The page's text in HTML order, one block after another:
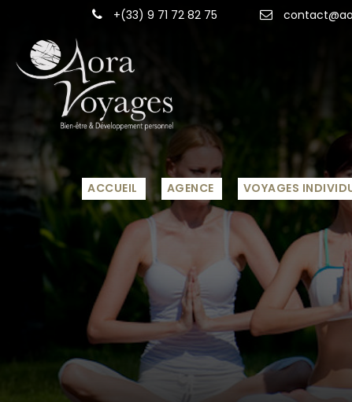
+(33) 9 71 72 82 75
ACCUEIL AGENCE VOYAGES